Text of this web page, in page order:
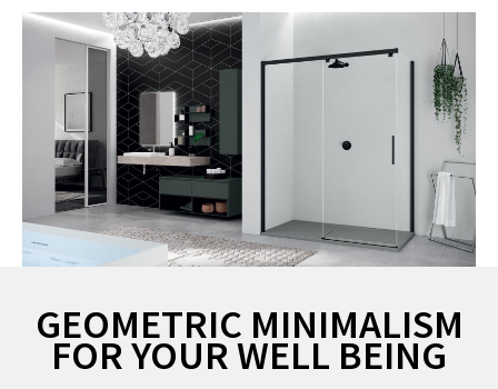
GEOMETRIC MINIMALISM
FOR YOUR WELL BEING